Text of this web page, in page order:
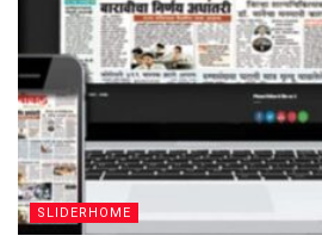
SLIDERHOME